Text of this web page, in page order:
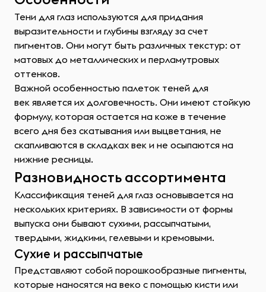
Тени для глаз используются для придания
выразительности и глубины взгляду за счет
пигментов. Они могут быть различных текстур: от
матовых до металлических и перламутровых
оттенков.
Важной особенностью палеток теней для
век является их долговечность. Они имеют стойкую
формулу, которая остается на коже в течение
всего дня без скатывания или выцветания, не
скапливаются в складках век и не осыпаются на
нижние ресницы.
Разновидность ассортимента
Классификация теней для глаз основывается на
нескольких критериях. В зависимости от формы
выпуска они бывают сухими, рассыпчатыми,
твердыми, жидкими, гелевыми и кремовыми.
Сухие и рассыпчатые
Представляют собой порошкообразные пигменты,
которые наносятся на веко с помощью кисти или